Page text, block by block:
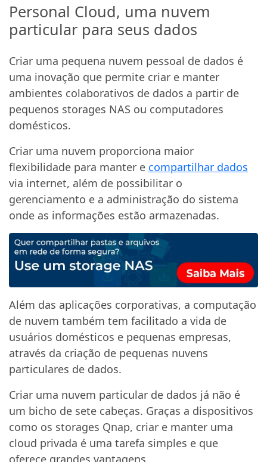
Personal Cloud, uma nuvem
particular para seus dados
Criar uma pequena nuvem pessoal de dados é
uma inovação que permite criar e manter
ambientes colaborativos de dados a partir de
pequenos storages NAS ou computadores
domésticos.
Criar uma nuvem proporciona maior
flexibilidade para manter e compartilhar dados
via internet, além de possibilitar o
gerenciamento e a administração do sistema
onde as informações estão armazenadas.
Além das aplicações corporativas, a computação
de nuvem também tem facilitado a vida de
usuários domésticos e pequenas empresas,
através da criação de pequenas nuvens
particulares de dados.
Criar uma nuvem particular de dados já não é
um bicho de sete cabeças. Graças a dispositivos
como os storages Qnap, criar e manter uma
cloud privada é uma tarefa simples e que